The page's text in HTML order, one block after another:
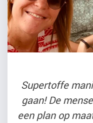
Supertoffe
gaan! De
een plan op